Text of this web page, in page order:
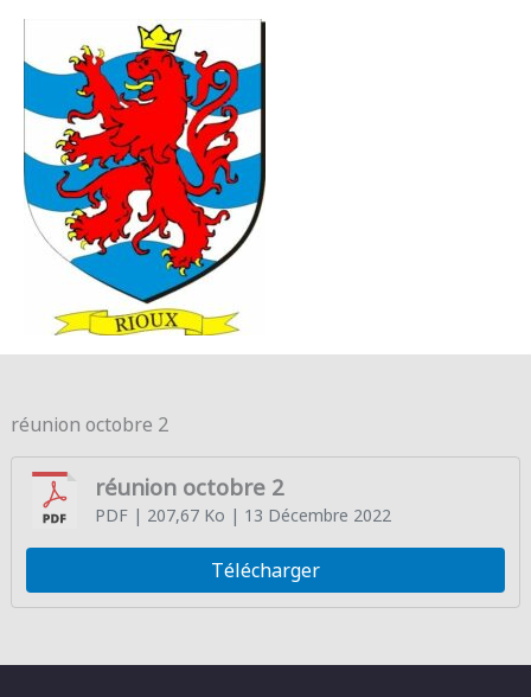
réunion octobre 2
réunion octobre 2
PDF| 207,67 Ko | 13 Décembre 2022
Télécharger